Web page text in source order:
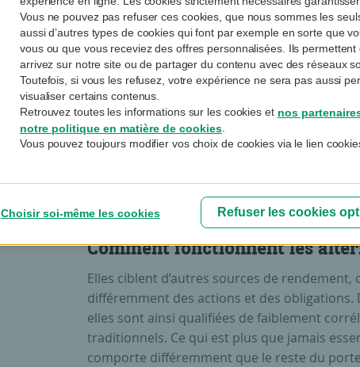
Les alternatives
sources de rendement,
évoluent différemment
obligations.
Comment fonctionnent les
Elles ciblent d’autres sources de rendement,
différemment des actions et des obligations.
elles sont ainsi qualifiées de faiblement
traditionnels. Ce qui est plus que jamais
comporte différemment que le reste du
Vous ne pouvez pas refuser ces cookies, que nous sommes les
aussi d’autres types de cookies qui font par exemple en sorte que
vous ou que vous receviez des offres personnalisées. Ils
arrivez sur notre site ou de partager du contenu avec des réseaux
Toutefois, si vous les refusez, votre expérience ne sera pas aussi
visualiser certains contenus.
Retrouvez toutes les informations sur les cookies et nos
notre politique en matière de cookies
Vous pouvez toujours modifier vos choix de cookies via le lien
Choisir soi-même les cookies Refuser les cookies